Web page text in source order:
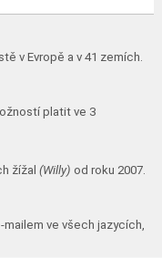
v Evropě a v 41 zemích.
platit ve 3
žížal(Willy) od roku 2007.
ve všech jazycích,